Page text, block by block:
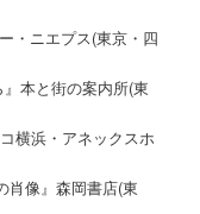
・ニエプス(東京・四
本と街の案内所(東
横浜・アネックスホ
肖像』森岡書店(東